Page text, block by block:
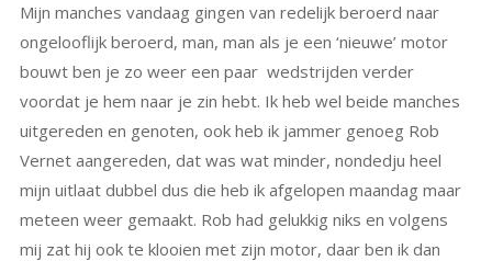
Mijn manches vandaag gingen van redelijk beroerd naar
ongelooflijk beroerd, man, man als je een ‘nieuwe’ motor
bouwt ben je zo weer een paar wedstrijden verder
voordat je hem naar je zin hebt. Ik heb wel beide manches
uitgereden en genoten, ook heb ik jammer genoeg Rob
Vernet aangereden, dat was wat minder, nondedju heel
mijn uitlaat dubbel dus die heb ik afgelopen maandag maar
meteen weer gemaakt. Rob had gelukkig niks en volgens
mij zat hij ook te klooien met zijn motor, daar ben ik dan